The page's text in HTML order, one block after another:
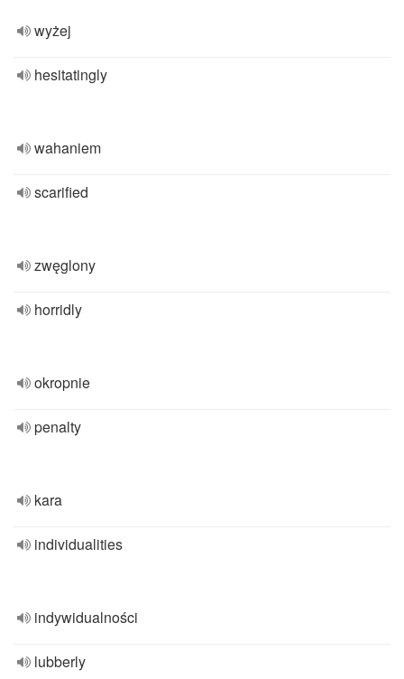
wyżej
hesitatingly
wahaniem
scarified
zwęglony
horridly
okropnie
penalty
kara
individualities
indywidualności
lubberly